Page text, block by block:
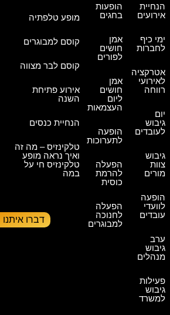
הנחיית
אירועים
ימי כיף
לחברות
אטרקציה
לאירועי
רווחה
יום
גיבוש
לעובדים
גיבוש
צוות
מורים
הופעה
לוועדי
עובדים
ערב
גיבוש
מנהלים
פעילות
גיבוש
למשרד
הופעות
בחגים
אמן
חושים
לפורים
אמן
חושים
ליום
העצמאות
הופעה
לתערוכות
הפעלה
להרמת
כוסית
הפעלה
לחנוכה
למבוגרים
מופע טלפתיה
קוסם למבוגרים
קוסם לבר מצווה
אירוע פתיחת
השנה
הנחיית כנסים
טלקינזיס – מה זה
ואיך נראה מופע
טלקינזיס חי על
במה
דברו איתנו